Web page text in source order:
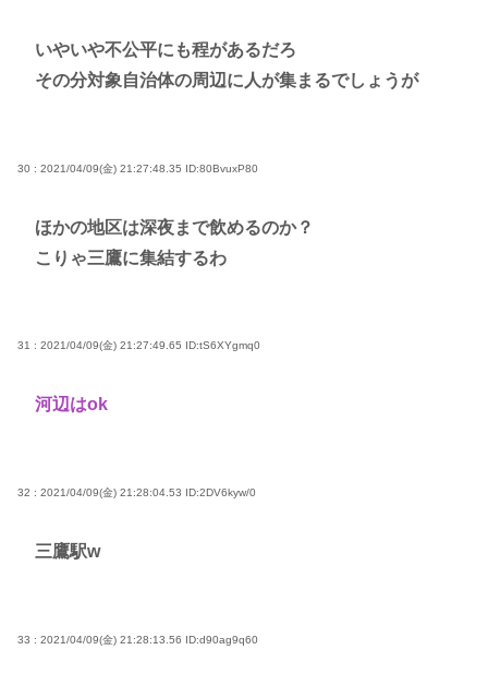
いやいや不公平にも程があるだろ
その分対象自治体の周辺に人が集まるでしょうが
30 : 2021/04/09(金) 21:27:48.35 ID:80BvuxP80
ほかの地区は深夜まで飲めるのか？
こりゃ三鷹に集結するわ
31 : 2021/04/09(金) 21:27:49.65 ID:tS6XYgmq0
河辺はok
32 : 2021/04/09(金) 21:28:04.53 ID:2DV6kyw/0
三鷹駅w
33 : 2021/04/09(金) 21:28:13.56 ID:d90ag9q60